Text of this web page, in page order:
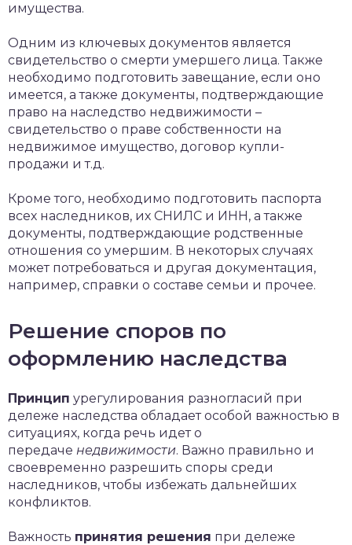
имущества.
Одним из ключевых документов является
свидетельство о смерти умершего лица. Также
необходимо подготовить завещание, если оно
имеется, а также документы, подтверждающие
право на наследство недвижимости –
свидетельство о праве собственности на
недвижимое имущество, договор купли-
продажи и т.д.
Кроме того, необходимо подготовить паспорта
всех наследников, их СНИЛС и ИНН, а также
документы, подтверждающие родственные
отношения со умершим. В некоторых случаях
может потребоваться и другая документация,
например, справки о составе семьи и прочее.
Решение споров по
оформлению наследства
Принцип урегулирования разногласий при
дележе наследства обладает особой важностью в
ситуациях, когда речь идет о
передаче недвижимости. Важно правильно и
своевременно разрешить споры среди
наследников, чтобы избежать дальнейших
конфликтов.
Важность принятия решения при дележе